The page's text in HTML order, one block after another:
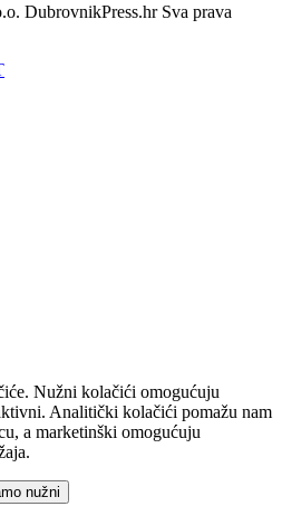
DubrovnikPress.hr Sva prava
Nužni kolačići omogućuju
Analitički kolačići pomažu nam
a marketinški omogućuju
nužni